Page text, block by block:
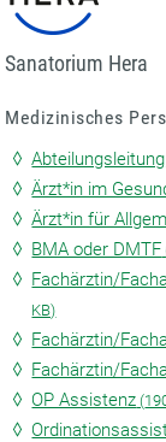
Sanatorium Hera
Medizinisches
Ärzt*in im
Ärzt*in für
BMA oder DMTF
Fachärztin/
KB)
Fachärztin/
Fachärztin/
OP Assistenz (